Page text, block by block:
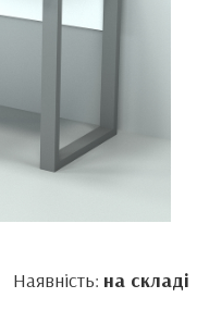
Наявність: на складі